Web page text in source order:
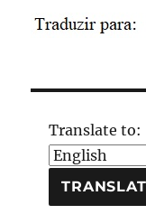
Translate to: